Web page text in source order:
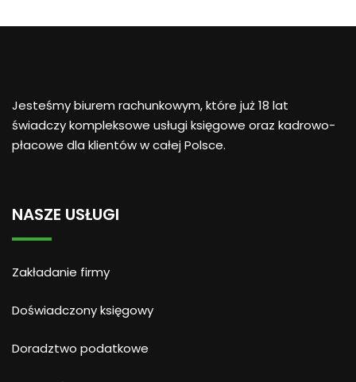
Jesteśmy biurem rachunkowym, które już 18 lat
świadczy kompleksowe usługi księgowe oraz kadrowo-
płacowe dla klientów w całej Polsce.
NASZE USŁUGI
Zakładanie firmy
Doświadczony księgowy
Doradztwo podatkowe